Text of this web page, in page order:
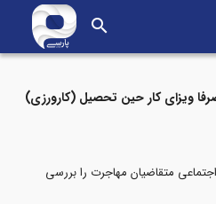
search
ویزای کار حین تحصیل (کارورزی)
متقاضیان مهاجرت را بررسی